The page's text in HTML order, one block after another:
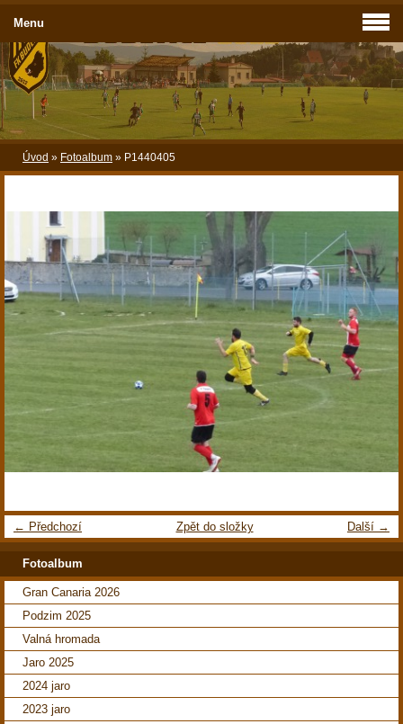
Úvod » Fotoalbum » P1440405
← Předchozí Další →
Zpět do složky
Menu
Fotoalbum
Gran Canaria 2026
Podzim 2025
Valná hromada
Jaro 2025
2024 jaro
2023 jaro